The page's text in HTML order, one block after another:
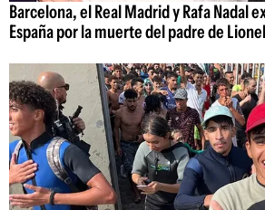
Barcelona, el Real Madrid y Rafa Nadal
España por la muerte del padre de